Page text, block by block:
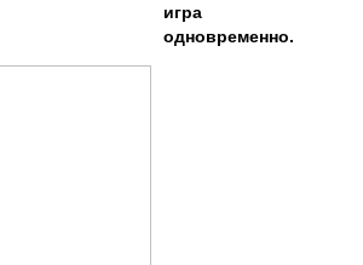
игра
одновременно.